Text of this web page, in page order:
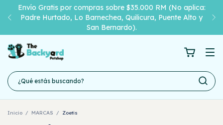
Envío Gratis por compras sobre $35.000 RM (No aplica:
Padre Hurtado, Lo Barnechea, Quilicura, Puente Alto y
San Bernardo).
Inicio / MARCAS / Zoetis